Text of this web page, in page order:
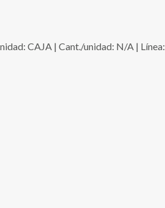
CAJA | Cant./unidad: N/A | Línea: